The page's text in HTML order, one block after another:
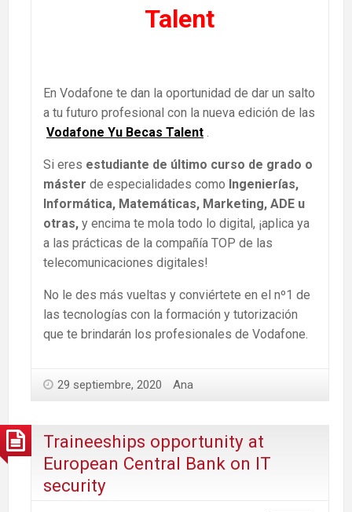
Talent
En Vodafone te dan la oportunidad de dar un salto
a tu futuro profesional con la nueva edición de las
Vodafone Yu Becas Talent .
Si eres estudiante de último curso de grado o
máster de especialidades como Ingenierías,
Informática, Matemáticas, Marketing, ADE u
otras, y encima te mola todo lo digital, ¡aplica ya
a las prácticas de la compañía TOP de las
telecomunicaciones digitales!
No le des más vueltas y conviértete en el nº1 de
las tecnologías con la formación y tutorización
que te brindarán los profesionales de Vodafone.
29 septiembre, 2020 Ana
Traineeships opportunity at
European Central Bank on IT
security